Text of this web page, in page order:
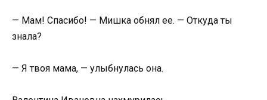
— Мам! Спасибо! — Мишка обнял ее. — Откуда ты
знала?
— Я твоя мама, — улыбнулась она.